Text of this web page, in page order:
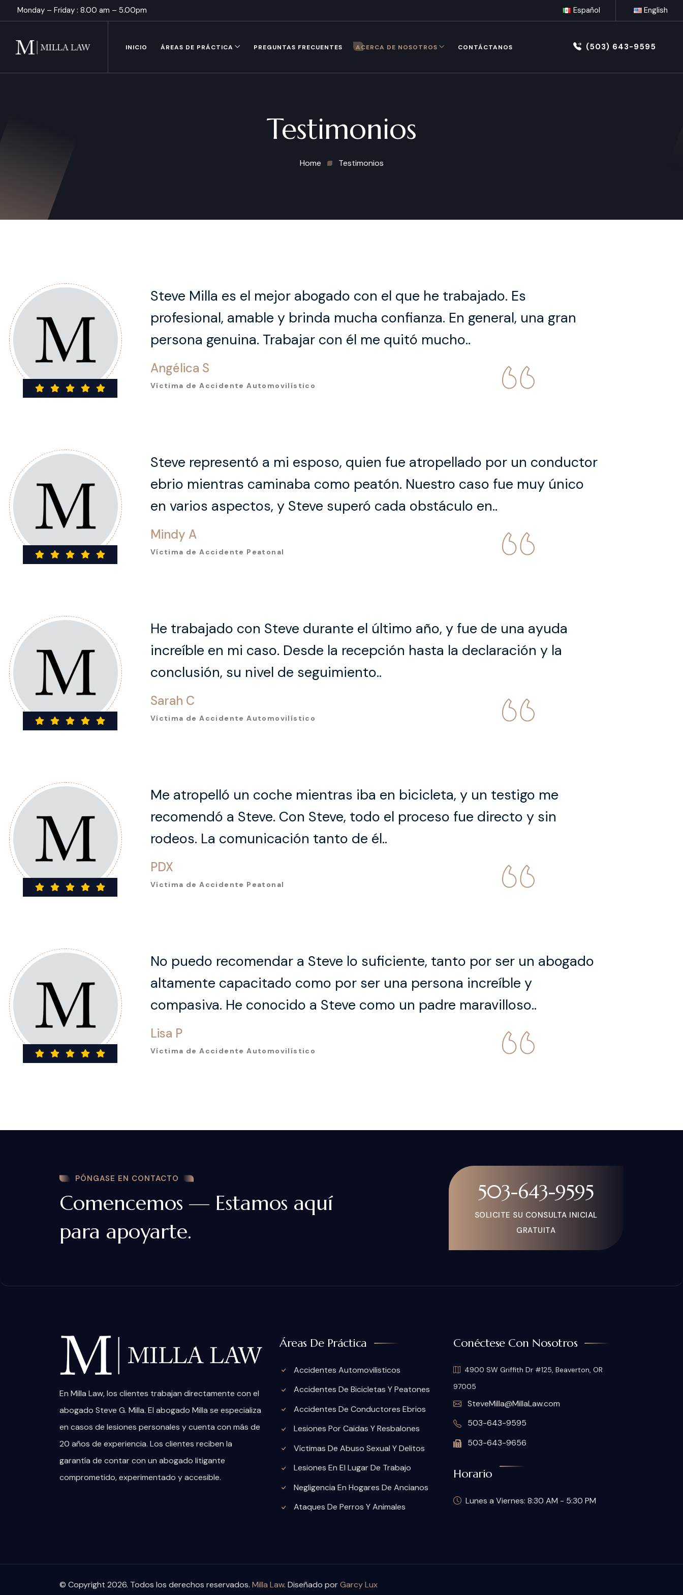
Monday – Friday : 8.00 am – 5.00pm Español English
INICIO ÁREAS DE PRÁCTICA PREGUNTAS FRECUENTES ACERCA DE NOSOTROS CONTÁCTANOS (503) 643-9595
Testimonios
Home Testimonios
Steve Milla es el mejor abogado con el que he trabajado. Es
profesional, amable y brinda mucha confianza. En general, una gran
persona genuina. Trabajar con él me quitó mucho..
Angélica S
Víctima de Accidente Automovilístico
Steve representó a mi esposo, quien fue atropellado por un conductor
ebrio mientras caminaba como peatón. Nuestro caso fue muy único
en varios aspectos, y Steve superó cada obstáculo en..
Mindy A
Víctima de Accidente Peatonal
He trabajado con Steve durante el último año, y fue de una ayuda
increíble en mi caso. Desde la recepción hasta la declaración y la
conclusión, su nivel de seguimiento..
Sarah C
Víctima de Accidente Automovilístico
Me atropelló un coche mientras iba en bicicleta, y un testigo me
recomendó a Steve. Con Steve, todo el proceso fue directo y sin
rodeos. La comunicación tanto de él..
PDX
Víctima de Accidente Peatonal
No puedo recomendar a Steve lo suficiente, tanto por ser un abogado
altamente capacitado como por ser una persona increíble y
compasiva. He conocido a Steve como un padre maravilloso..
Lisa P
Víctima de Accidente Automovilístico
PÓNGASE EN CONTACTO
Comencemos — Estamos aquí
para apoyarte.
503-643-9595
SOLICITE SU CONSULTA INICIAL
GRATUITA
En Milla Law, los clientes trabajan directamente con el
abogado Steve G. Milla. El abogado Milla se especializa
en casos de lesiones personales y cuenta con más de
20 años de experiencia. Los clientes reciben la
garantía de contar con un abogado litigante
comprometido, experimentado y accesible.
Áreas De Práctica
Accidentes Automovilisticos
Accidentes De Bicicletas Y Peatones
Accidentes De Conductores Ebrios
Lesiones Por Caidas Y Resbalones
Víctimas De Abuso Sexual Y Delitos
Lesiones En El Lugar De Trabajo
Negligencia En Hogares De Ancianos
Ataques De Perros Y Animales
Conéctese Con Nosotros
4900 SW Griffith Dr #125, Beaverton, OR
97005
SteveMilla@MillaLaw.com
503-643-9595
503-643-9656
Horario
Lunes a Viernes: 8:30 AM - 5:30 PM
© Copyright 2026. Todos los derechos reservados. Milla Law. Diseñado porGarcy Lux